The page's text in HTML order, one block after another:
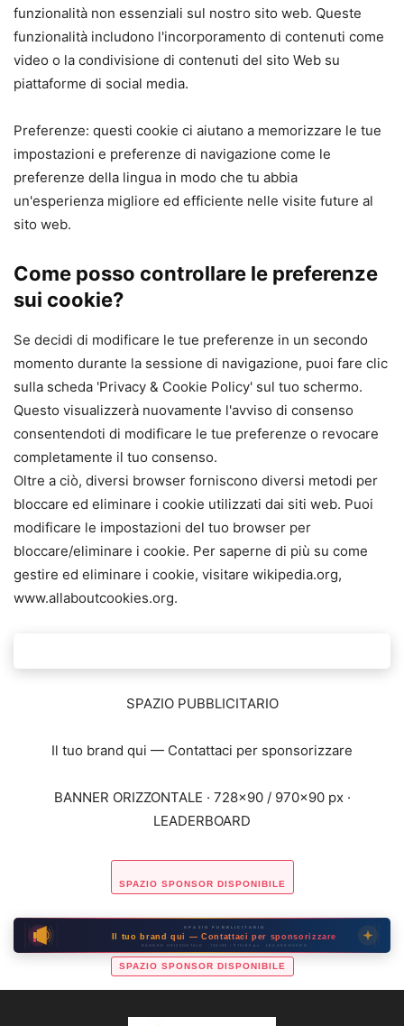
funzionalità non essenziali sul nostro sito web. Queste
funzionalità includono l'incorporamento di contenuti come
video o la condivisione di contenuti del sito Web su
piattaforme di social media.
Preferenze: questi cookie ci aiutano a memorizzare le tue
impostazioni e preferenze di navigazione come le
preferenze della lingua in modo che tu abbia
un'esperienza migliore ed efficiente nelle visite future al
sito web.
Come posso controllare le preferenze
sui cookie?
Se decidi di modificare le tue preferenze in un secondo
momento durante la sessione di navigazione, puoi fare clic
sulla scheda 'Privacy & Cookie Policy' sul tuo schermo.
Questo visualizzerà nuovamente l'avviso di consenso
consentendoti di modificare le tue preferenze o revocare
completamente il tuo consenso.
Oltre a ciò, diversi browser forniscono diversi metodi per
bloccare ed eliminare i cookie utilizzati dai siti web. Puoi
modificare le impostazioni del tuo browser per
bloccare/eliminare i cookie. Per saperne di più su come
gestire ed eliminare i cookie, visitare wikipedia.org,
www.allaboutcookies.org.
SPAZIO PUBBLICITARIO
Il tuo brand qui — Contattaci per sponsorizzare
BANNER ORIZZONTALE · 728×90 / 970×90 px ·
LEADERBOARD
SPAZIO SPONSOR DISPONIBILE
SPAZIO PUBBLICITARIO
Il tuo brand qui — Contattaci per sponsorizzare
BANNER ORIZZONTALE · 728×90 / 970×90 px · LEADERBOARD
SPAZIO SPONSOR DISPONIBILE